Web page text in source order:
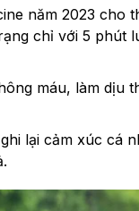
năm 2023 cho
chỉ với 5 phút
máu, làm dịu
lại cảm xúc cá